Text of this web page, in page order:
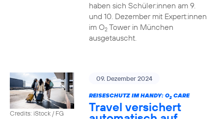
haben sich Schüler:innen am 9.
und 10. Dezember mit Expert:innen
im O2Tower in München
ausgetauscht.
Credits: iStock / FG
09. Dezember 2024
REISESCHUTZ IM HANDY: O2CARE
Travel versichert